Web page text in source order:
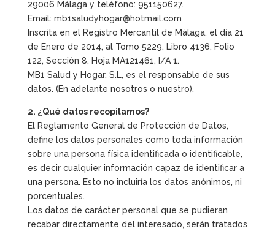
29006 Málaga y teléfono: 951150627.
Email: mb1saludyhogar@hotmail.com
Inscrita en el Registro Mercantil de Málaga, el día 21
de Enero de 2014, al Tomo 5229, Libro 4136, Folio
122, Sección 8, Hoja MA121461, I/A 1.
MB1 Salud y Hogar, S.L, es el responsable de sus
datos. (En adelante nosotros o nuestro).
2. ¿Qué datos recopilamos?
El Reglamento General de Protección de Datos,
define los datos personales como toda información
sobre una persona física identificada o identificable,
es decir cualquier información capaz de identificar a
una persona. Esto no incluiría los datos anónimos, ni
porcentuales.
Los datos de carácter personal que se pudieran
recabar directamente del interesado, serán tratados